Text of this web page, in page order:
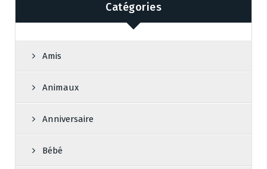
Catégories
Amis
Animaux
Anniversaire
Bébé